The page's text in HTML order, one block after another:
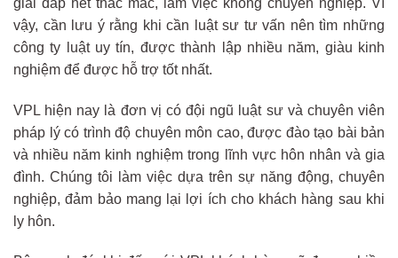
vậy, cần lưu ý rằng khi cần luật sư tư vấn nên tìm những
công ty luật uy tín, được thành lập nhiều năm, giàu kinh
nghiệm để được hỗ trợ tốt nhất.
VPL hiện nay là đơn vị có đội ngũ luật sư và chuyên viên
pháp lý có trình độ chuyên môn cao, được đào tạo bài bản
và nhiều năm kinh nghiệm trong lĩnh vực hôn nhân và gia
đình. Chúng tôi làm việc dựa trên sự năng động, chuyên
nghiệp, đảm bảo mang lại lợi ích cho khách hàng sau khi
ly hôn.